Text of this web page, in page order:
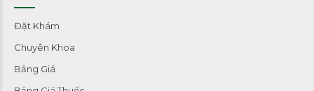
Đặt Khám
Chuyên Khoa
Bảng Giá